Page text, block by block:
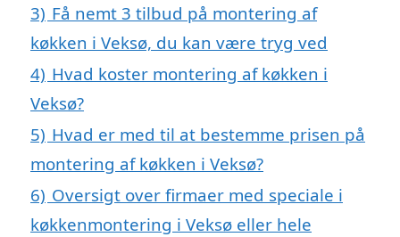
3) Få nemt 3 tilbud på montering af
køkken i Veksø, du kan være tryg ved
4) Hvad koster montering af køkken i
Veksø?
5) Hvad er med til at bestemme prisen på
montering af køkken i Veksø?
6) Oversigt over firmaer med speciale i
køkkenmontering i Veksø eller hele